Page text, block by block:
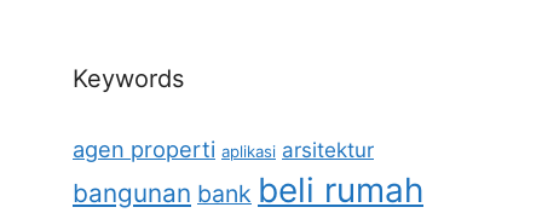
Keywords
agen properti aplikasi arsitektur
bangunan bank beli rumah